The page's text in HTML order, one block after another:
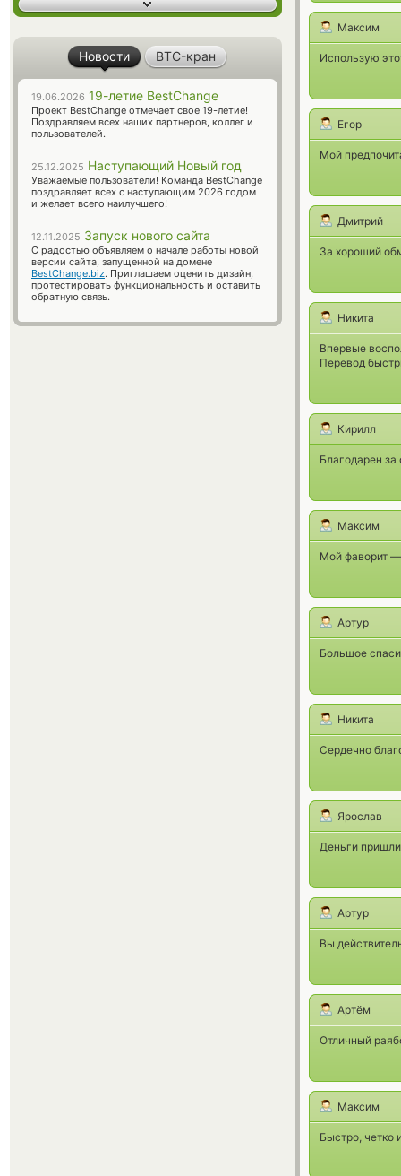
Максим
Использую
Егор
Мой
Дмитрий
За хороший
Никита
Впервые
Перевод
Кирилл
Благодарен
Максим
Мой фаворит —
Артур
Большое
Никита
Сердечно
Ярослав
Деньги
Артур
Вы
Артём
Отличный
Максим
Быстро, четко
Новости BTC-кран
19.06.2026 19-летие BestChange
Проект BestChange отмечает свое 19-летие!
Поздравляем всех наших партнеров, коллег и
пользователей.
25.12.2025 Наступающий Новый год
Уважаемые пользователи! Команда BestChange
поздравляет всех с наступающим 2026 годом
и желает всего наилучшего!
12.11.2025 Запуск нового сайта
С радостью объявляем о начале работы новой
версии сайта, запущенной на домене
BestChange.biz. Приглашаем оценить дизайн,
протестировать функциональность и оставить
обратную связь.